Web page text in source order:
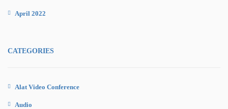
April 2022
CATEGORIES
Alat Video Conference
Audio